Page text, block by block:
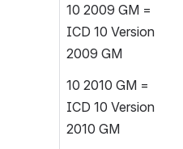
10 2009 GM =
ICD 10 Version
2009 GM
10 2010 GM =
ICD 10 Version
2010 GM